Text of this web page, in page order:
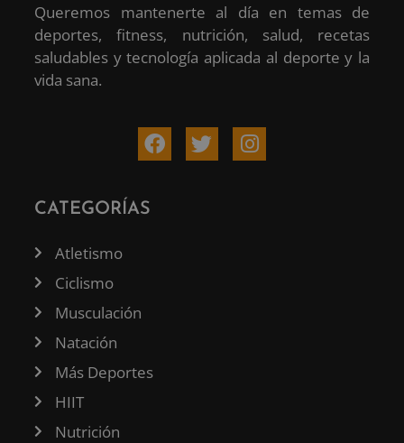
Queremos mantenerte al día en temas de
deportes, fitness, nutrición, salud, recetas
saludables y tecnología aplicada al deporte y la
vida sana.
CATEGORÍAS
Atletismo
Ciclismo
Musculación
Natación
Más Deportes
HIIT
Nutrición